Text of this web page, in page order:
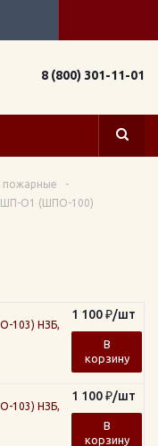
8 (800) 301-11-01
-
ШП-О1 (ШПО-100)
103) НЗБ,
1 100₽/шт
В
корзину
103) НЗБ,
1 100₽/шт
В
корзину